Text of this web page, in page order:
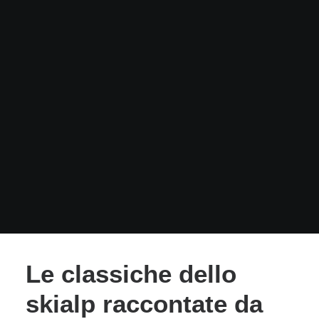
Le classiche dello
skialp raccontate da